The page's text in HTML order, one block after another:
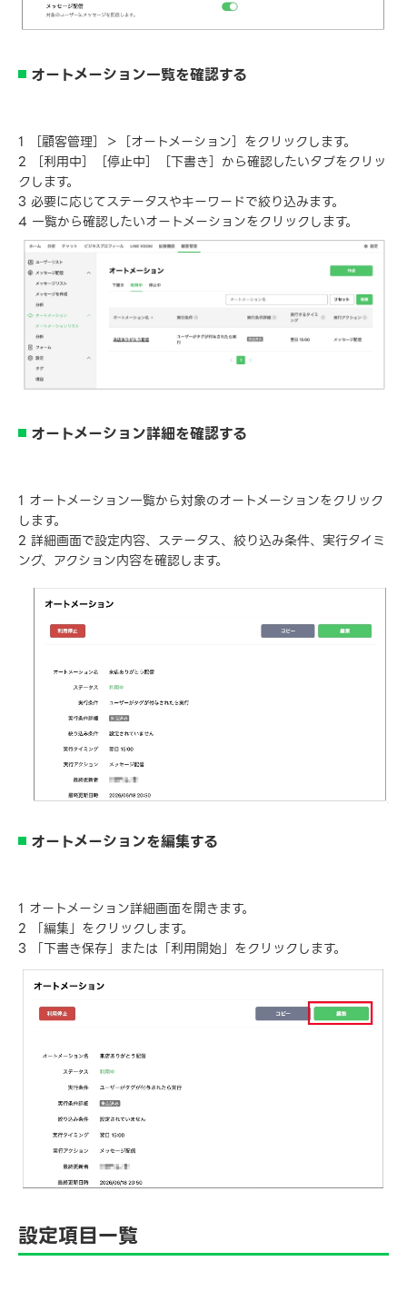
オートメーション一覧を確認する
1 ［顧客管理］＞［オートメーション］をクリックします。
2 ［利用中］［停止中］［下書き］から確認したいタブをクリッ
クします。
3 必要に応じてステータスやキーワードで絞り込みます。
4 一覧から確認したいオートメーションをクリックします。
オートメーション詳細を確認する
1 オートメーション一覧から対象のオートメーションをクリック
します。
2 詳細画面で設定内容、ステータス、絞り込み条件、実行タイミ
ング、アクション内容を確認します。
オートメーションを編集する
1 オートメーション詳細画面を開きます。
2 「編集」をクリックします。
3 「下書き保存」または「利用開始」をクリックします。
設定項目一覧